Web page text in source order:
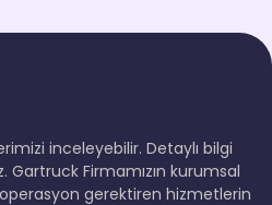
inceleyebilir. Detaylı bilgi
Gartruck Firmamızın kurumsal
gerektiren hizmetlerin